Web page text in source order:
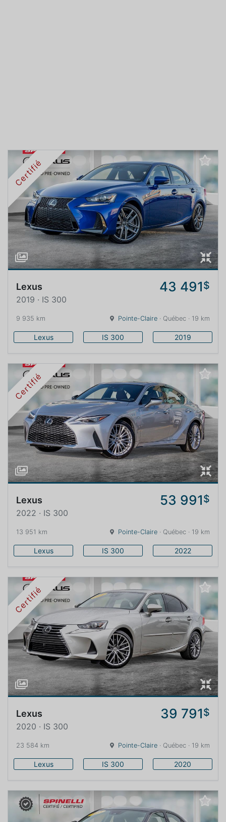
Certifié
Lexus 43 491$
2019 · IS 300
9 935 km Pointe-Claire · Québec · 19 km
Lexus IS 300 2019
Certifié
Lexus 53 991$
2022 · IS 300
13 951 km Pointe-Claire · Québec · 19 km
Lexus IS 300 2022
Certifié
Lexus 39 791$
2020 · IS 300
23 584 km Pointe-Claire · Québec · 19 km
Lexus IS 300 2020